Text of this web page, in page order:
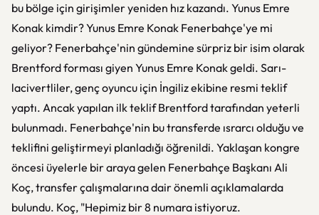
bu bölge için girişimler yeniden hız kazandı. Yunus Emre
Konak kimdir? Yunus Emre Konak Fenerbahçe'ye mi
geliyor? Fenerbahçe'nin gündemine sürpriz bir isim olarak
Brentford forması giyen Yunus Emre Konak geldi. Sarı-
lacivertliler, genç oyuncu için İngiliz ekibine resmi teklif
yaptı. Ancak yapılan ilk teklif Brentford tarafından yeterli
bulunmadı. Fenerbahçe'nin bu transferde ısrarcı olduğu ve
teklifini geliştirmeyi planladığı öğrenildi. Yaklaşan kongre
öncesi üyelerle bir araya gelen Fenerbahçe Başkanı Ali
Koç, transfer çalışmalarına dair önemli açıklamalarda
bulundu. Koç, "Hepimiz bir 8 numara istiyoruz.